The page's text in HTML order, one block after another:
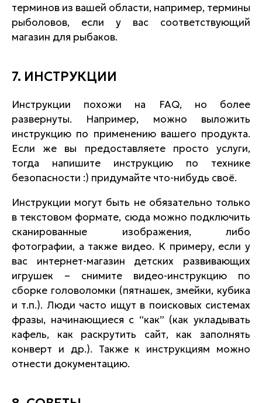
терминов из вашей области, например, термины
рыболовов, если у вас соответствующий
магазин для рыбаков.
7. ИНСТРУКЦИИ
Инструкции похожи на FAQ, но более
развернуты. Например, можно выложить
инструкцию по применению вашего продукта.
Если же вы предоставляете просто услуги,
тогда напишите инструкцию по технике
безопасности :) придумайте что-нибудь своё.
Инструкции могут быть не обязательно только
в текстовом формате, сюда можно подключить
сканированные изображения, либо
фотографии, а также видео. К примеру, если у
вас интернет-магазин детских развивающих
игрушек – снимите видео-инструкцию по
сборке головоломки (пятнашек, змейки, кубика
и т.п.). Люди часто ищут в поисковых системах
фразы, начинающиеся с “как” (как укладывать
кафель, как раскрутить сайт, как заполнять
конверт и др.). Также к инструкциям можно
отнести документацию.